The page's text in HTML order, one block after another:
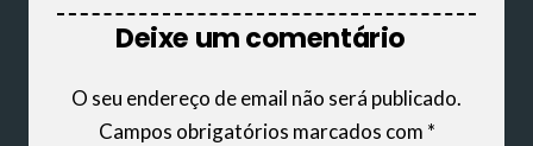
Deixe um comentário
O seu endereço de email não será publicado.
Campos obrigatórios marcados com *